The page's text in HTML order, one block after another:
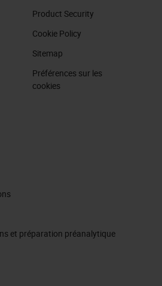
Product Security
Cookie Policy
Sitemap
Préférences sur les
cookies
et préparation préanalytique